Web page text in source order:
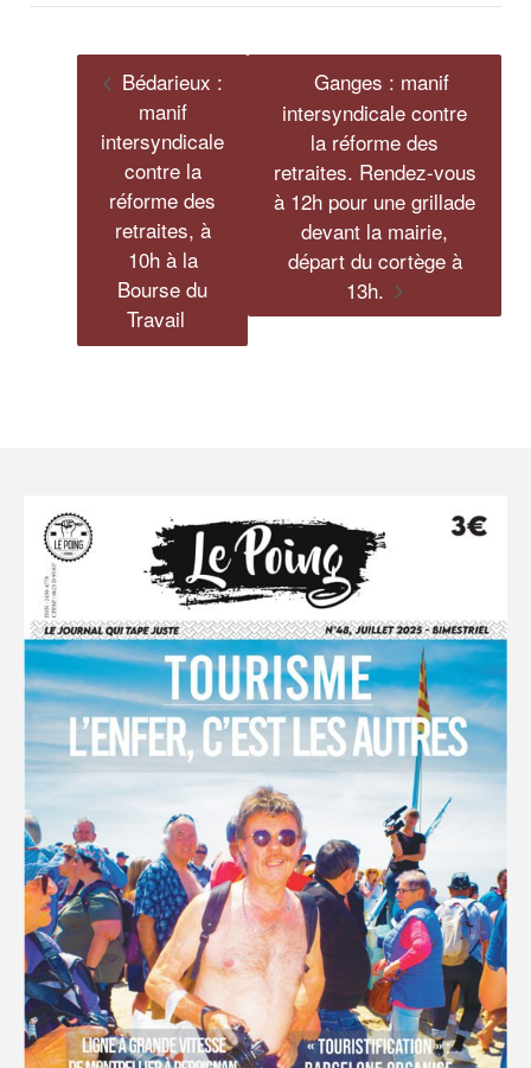
Bédarieux :
manif
intersyndicale
contre la
réforme des
retraites, à
10h à la
Bourse du
Travail
Ganges : manif
intersyndicale contre
la réforme des
retraites. Rendez-vous
à 12h pour une grillade
devant la mairie,
départ du cortège à
13h.